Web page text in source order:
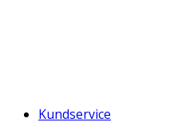
Kundservice